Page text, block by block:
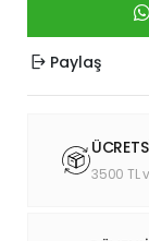
Paylaş
3500 TL